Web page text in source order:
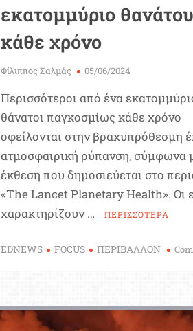
εκατομμύριο
κάθε χρόνο
Φίλιππος Σαλμάς 05/06/2024
Περισσότεροι από ένα
θάνατοι παγκοσμίως κάθε χρόνο
οφείλονται στην βραχυπρόθεσμη
ατμοσφαιρική ρύπανση, σύμφωνα
έκθεση που δημοσιεύεται στο
«The Lancet Planetary Health». Οι
χαρακτηρίζουν …
ΠΕΡΙΣΣΟΤΕΡΑ
EDNEWS FOCUS ΠΕΡΙΒΑΛΛΟΝ